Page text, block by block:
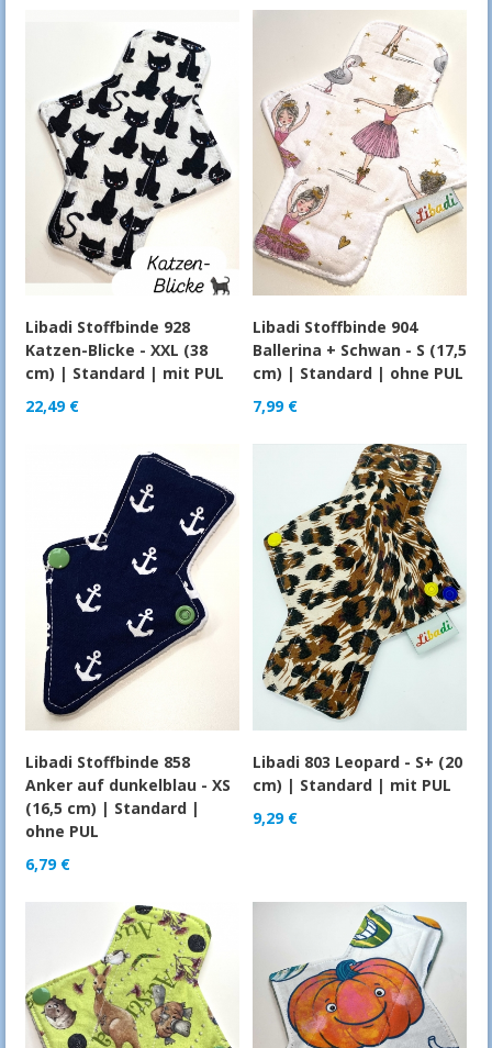
Libadi Stoffbinde 928
Katzen-Blicke - XXL (38
cm) | Standard | mit PUL
22,49 €
Libadi Stoffbinde 904
Ballerina + Schwan - S (17,5
cm) | Standard | ohne PUL
7,99 €
Libadi Stoffbinde 858
Anker auf dunkelblau - XS
(16,5 cm) | Standard |
ohne PUL
6,79 €
Libadi 803 Leopard - S+ (20
cm) | Standard | mit PUL
9,29 €